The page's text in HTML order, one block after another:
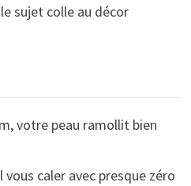
sujet colle au décor
votre peau ramollit bien
caler avec presque zéro